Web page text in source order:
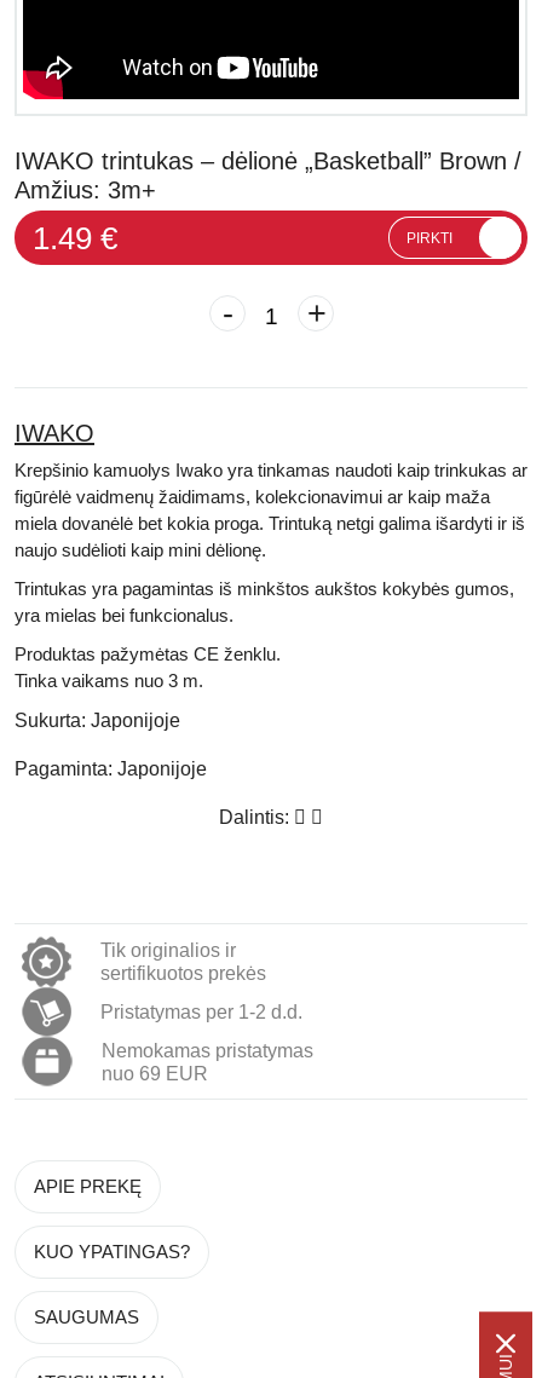
IWAKO trintukas – dėlionė „Basketball” Brown /
Amžius: 3m+
1.49 € PIRKTI
- +
IWAKO
Krepšinio kamuolys Iwako yra tinkamas naudoti kaip trinkukas ar
figūrėlė vaidmenų žaidimams, kolekcionavimui ar kaip maža
miela dovanėlė bet kokia proga. Trintuką netgi galima išardyti ir iš
naujo sudėlioti kaip mini dėlionę.
Trintukas yra pagamintas iš minkštos aukštos kokybės gumos,
yra mielas bei funkcionalus.
Produktas pažymėtas CE ženklu.
Tinka vaikams nuo 3 m.
Sukurta: Japonijoje
Pagaminta: Japonijoje
Dalintis:
Tik originalios ir
sertifikuotos prekės
Pristatymas per 1-2 d.d.
Nemokamas pristatymas
nuo 69 EUR
APIE PREKĘ
KUO YPATINGAS?
SAUGUMAS